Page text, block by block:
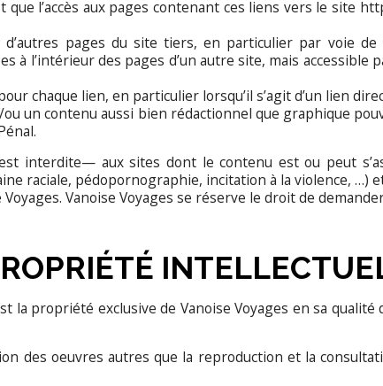
l’accès aux pages contenant ces liens vers le site
pages du site tiers, en particulier par voie de
à l’intérieur des pages d’un autre site, mais accessible
chaque lien, en particulier lorsqu’il s’agit d’un lien
un contenu aussi bien rédactionnel que graphique
interdite— aux sites dont le contenu est ou peut
raciale, pédopornographie, incitation à la violence,
Vanoise Voyages se réserve le droit de
propriété exclusive de Vanoise Voyages en sa qualité
des oeuvres autres que la reproduction et la